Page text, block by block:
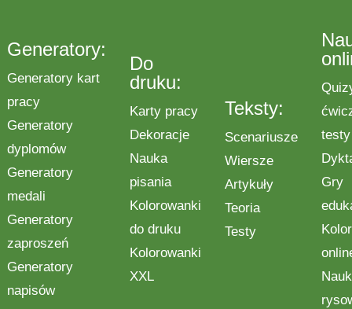
Generatory:
Generatory kart
pracy
Generatory
dyplomów
Generatory
medali
Generatory
zaproszeń
Generatory
napisów
Do
druku:
Karty pracy
Dekoracje
Nauka
pisania
Kolorowanki
do druku
Kolorowanki
XXL
Teksty:
Scenariusze
Wiersze
Artykuły
Teoria
Testy
testy
Gry